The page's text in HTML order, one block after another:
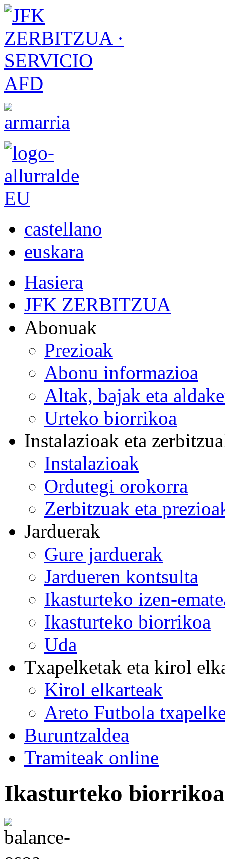
castellano
euskara
Hasiera
JFK ZERBITZUA
Abonuak
Prezioak
Abonu informazioa
Altak, bajak eta
Urteko biorrikoa
Instalazioak eta
Instalazioak
Ordutegi orokorra
Zerbitzuak eta
Jarduerak
Gure jarduerak
Jardueren kontsulta
Ikasturteko izen-
Ikasturteko biorrikoa
Uda
Txapelketak eta kirol
Kirol elkarteak
Areto Futbola
Buruntzaldea
Tramiteak online
Ikasturteko biorrikoa